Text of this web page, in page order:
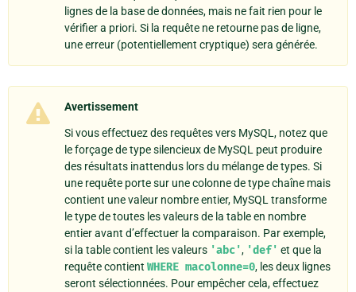
lignes de la base de données, mais ne fait rien pour le
vérifier a priori. Si la requête ne retourne pas de ligne,
une erreur (potentiellement cryptique) sera générée.
Avertissement
Si vous effectuez des requêtes vers MySQL, notez que
le forçage de type silencieux de MySQL peut produire
des résultats inattendus lors du mélange de types. Si
une requête porte sur une colonne de type chaîne mais
contient une valeur nombre entier, MySQL transforme
le type de toutes les valeurs de la table en nombre
entier avant d’effectuer la comparaison. Par exemple,
si la table contient les valeurs 'abc', 'def' et que la
requête contient WHERE macolonne=0, les deux lignes
seront sélectionnées. Pour empêcher cela, effectuez